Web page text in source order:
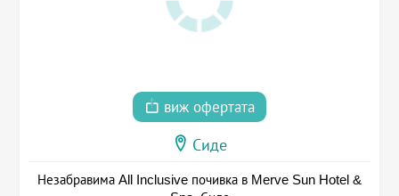
виж офертата
Сиде
Незабравима All Inclusive почивка в Merve Sun Hotel &